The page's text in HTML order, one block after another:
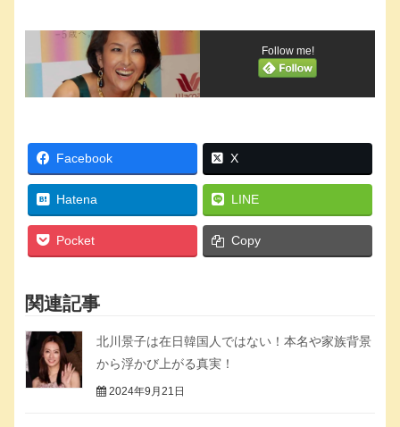
Follow me!
Facebook X
Hatena LINE
Pocket Copy
関連記事
北川景子は在日韓国人ではない！本名や家族背景
から浮かび上がる真実！
2024年9月21日